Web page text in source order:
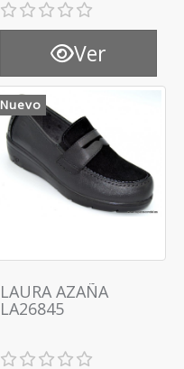
Ver
Nuevo
LAURA AZAÑA
LA26845